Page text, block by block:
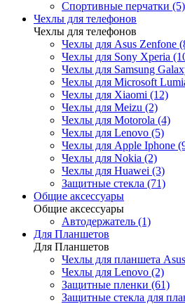
Спортивные перчатки (5)
Чехлы для телефонов
Чехлы для телефонов
Чехлы для Asus Zenfone
Чехлы для Sony Xperia
Чехлы для Samsung
Чехлы для Microsoft
Чехлы для Xiaomi (12)
Чехлы для Meizu (2)
Чехлы для Motorola (4)
Чехлы для Lenovo (5)
Чехлы для Apple Iphone
Чехлы для Nokia (2)
Чехлы для Huawei (3)
Защитные стекла (71)
Общие аксессуары
Общие аксессуары
Автодержатель (1)
Для Планшетов
Для Планшетов
Чехлы для планшета
Чехлы для Lenovo (2)
Защитные пленки (61)
Защитные стекла для